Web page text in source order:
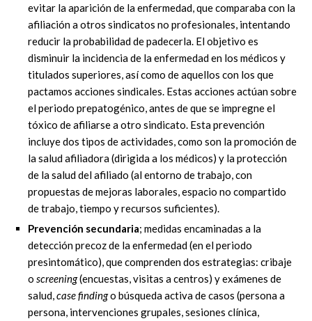
evitar la aparición de la enfermedad, que comparaba con la
afiliación a otros sindicatos no profesionales, intentando
reducir la probabilidad de padecerla. El objetivo es
disminuir la incidencia de la enfermedad en los médicos y
titulados superiores, así como de aquellos con los que
pactamos acciones sindicales. Estas acciones actúan sobre
el periodo prepatogénico, antes de que se impregne el
tóxico de afiliarse a otro sindicato. Esta prevención
incluye dos tipos de actividades, como son la promoción de
la salud afiliadora (dirigida a los médicos) y la protección
de la salud del afiliado (al entorno de trabajo, con
propuestas de mejoras laborales, espacio no compartido
de trabajo, tiempo y recursos suficientes).
Prevención secundaria; medidas encaminadas a la
detección precoz de la enfermedad (en el periodo
presintomático), que comprenden dos estrategias: cribaje
o screening(encuestas, visitas a centros) y exámenes de
salud,case findingo búsqueda activa de casos (persona a
persona, intervenciones grupales, sesiones clínica,